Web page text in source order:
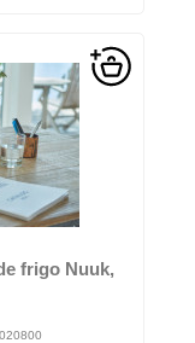
frigo Nuuk,
les aliments,
système ...